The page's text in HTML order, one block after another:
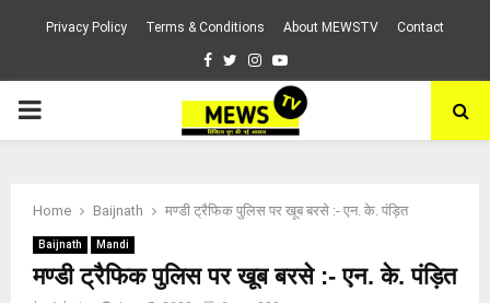
Privacy Policy Terms & Conditions About MEWSTV Contact
Facebook
TwitterInstagram
Youtube
PRIMARY
Home Baijnath मण्डी ट्रैफिक पुलिस पर खूब बरसे :- एन. के. पंड़ित
Baijnath Mandi
मण्डी ट्रैफिक पुलिस पर खूब बरसे :- एन. के. पंड़ित